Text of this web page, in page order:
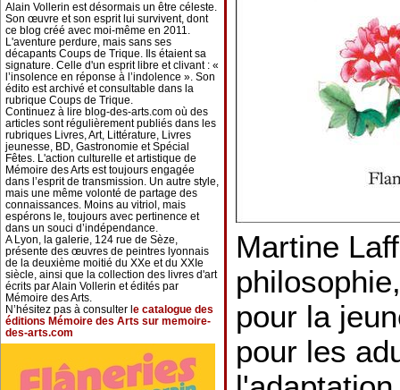
Alain Vollerin est désormais un être céleste.
Son œuvre et son esprit lui survivent, dont
ce blog créé avec moi-même en 2011.
L'aventure perdure, mais sans ses
décapants Coups de Trique. Ils étaient sa
signature. Celle d'un esprit libre et clivant : «
l’insolence en réponse à l’indolence ». Son
édito est archivé et consultable dans la
rubrique Coups de Trique.
Continuez à lire blog-des-arts.com où des
articles sont régulièrement publiés dans les
rubriques Livres, Art, Littérature, Livres
jeunesse, BD, Gastronomie et Spécial
Fêtes. L'action culturelle et artistique de
Mémoire des Arts est toujours engagée
dans l’esprit de transmission. Un autre style,
mais une même volonté de partage des
connaissances. Moins au vitriol, mais
espérons le, toujours avec pertinence et
dans un souci d’indépendance.
A Lyon, la galerie, 124 rue de Sèze,
présente des œuvres de peintres lyonnais
de la deuxième moitié du XXe et du XXIe
siècle, ainsi que la collection des livres d'art
écrits par Alain Vollerin et édités par
Mémoire des Arts.
N’hésitez pas à consulter l e catalogue des
éditions Mémoire des Arts sur memoire-
des-arts.com
Martine
pour la
pour les